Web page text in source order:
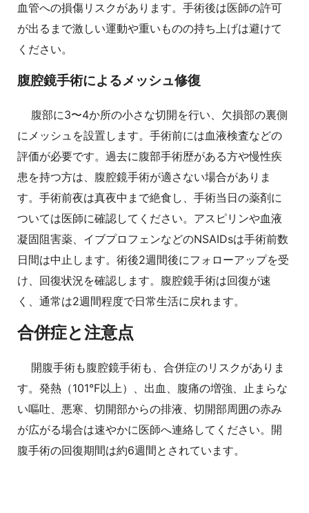
血管への損傷リスクがあります。手術後は医師の許可
が出るまで激しい運動や重いものの持ち上げは避けて
ください。
腹腔鏡手術によるメッシュ修復
腹部に3〜4か所の小さな切開を行い、欠損部の裏側
にメッシュを設置します。手術前には血液検査などの
評価が必要です。過去に腹部手術歴がある方や慢性疾
患を持つ方は、腹腔鏡手術が適さない場合がありま
す。手術前夜は真夜中まで絶食し、手術当日の薬剤に
ついては医師に確認してください。アスピリンや血液
凝固阻害薬、イブプロフェンなどのNSAIDsは手術前数
日間は中止します。術後2週間後にフォローアップを受
け、回復状況を確認します。腹腔鏡手術は回復が速
く、通常は2週間程度で日常生活に戻れます。
合併症と注意点
開腹手術も腹腔鏡手術も、合併症のリスクがありま
す。発熱（101°F以上）、出血、腹痛の増強、止まらな
い嘔吐、悪寒、切開部からの排液、切開部周囲の赤み
が広がる場合は速やかに医師へ連絡してください。開
腹手術の回復期間は約6週間とされています。